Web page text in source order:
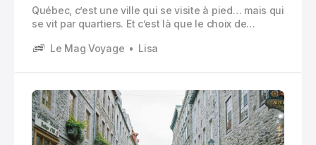
Québec, c’est une ville qui se visite à pied… mais qui
se vit par quartiers. Et c’est là que le choix de
Le Mag Voyage
Lisa